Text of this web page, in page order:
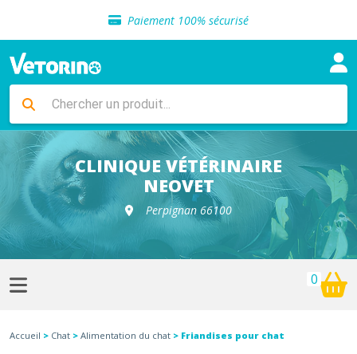
Paiement 100% sécurisé
Livraison gratuite en clinique vétérinaire
Sélection de croquettes vétérinaire
Livraison gratuite en clinique vétérinaire
Retour gratuit en clinique
Sélection de croquettes vétérinaire
CLINIQUE VÉTÉRINAIRE
NEOVET
Perpignan 66100
0
Accueil > Chat > Alimentation du chat > Friandises pour chat